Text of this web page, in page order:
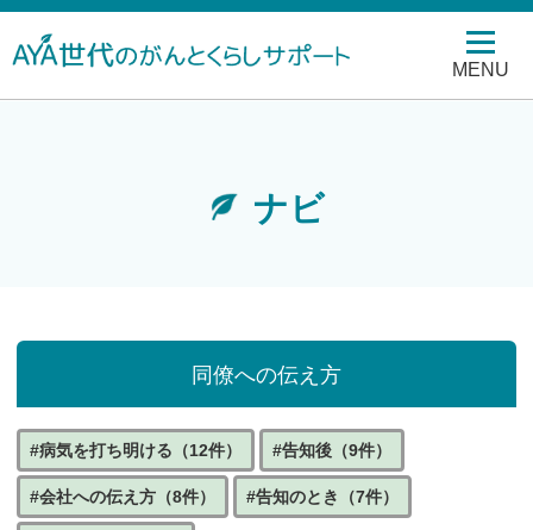
MENU
ナビ
同僚への伝え方
#病気を打ち明ける（12件） #告知後（9件）
#会社への伝え方（8件） #告知のとき（7件）